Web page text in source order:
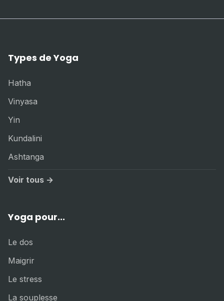
Types de Yoga
Hatha
Vinyasa
Yin
Kundalini
Ashtanga
Voir tous →
Yoga pour...
Le dos
Maigrir
Le stress
La souplesse